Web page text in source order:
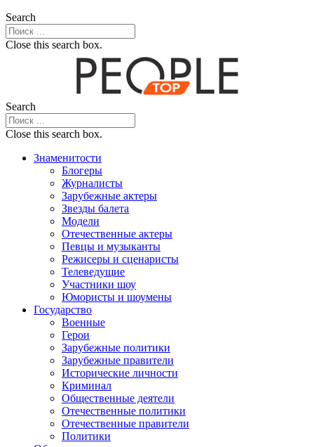
Search
Close this search box.
Search
Close this search box.
Знаменитости
Блогеры
Журналисты
Зарубежные актеры
Звезды балета
Модели
Отечественные актеры
Певцы и музыканты
Режисеры и сценаристы
Телеведущие
Участники шоу
Юмористы и шоумены
Государство
Военные
Герои
Зарубежные политики
Зарубежные правители
Исторические личности
Криминал
Общественные деятели
Отечественные политики
Отечественные правители
Политики